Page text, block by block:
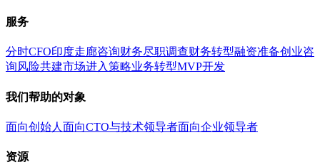
服务
分时CFO印度走廊咨询财务尽职调查财务转型融资准备创业咨
询风险共建市场进入策略业务转型MVP开发
我们帮助的对象
面向创始人 面向CTO与技术领导者面向企业领导者
资源